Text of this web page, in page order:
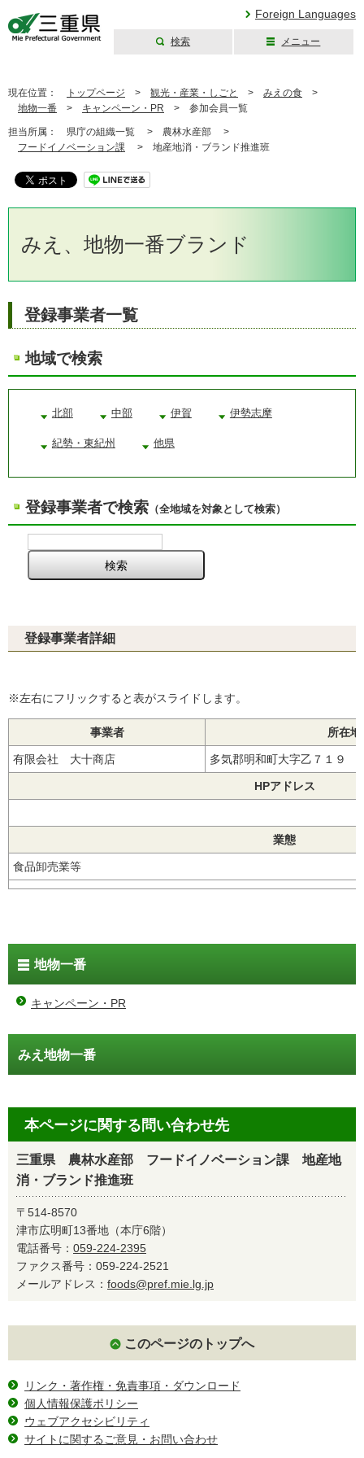
Foreign Languages
検索 メニュー
現在位置： トップページ > 観光・産業・しごと > みえの食 >
地物一番 > キャンペーン・PR > 参加会員一覧
担当所属： 県庁の組織一覧 > 農林水産部 >
フードイノベーション課 > 地産地消・ブランド推進班
みえ、地物一番ブランド
登録事業者一覧
地域で検索
北部 中部 伊賀 伊勢志摩
紀勢・東紀州 他県
登録事業者で検索 （全地域を対象として検索）
登録事業者詳細
※左右にフリックすると表がスライドします。
事業者 所在地
有限会社 大十商店 多気郡明和町大字乙７１９
HPアドレス
業態
食品卸売業等
地物一番
キャンペーン・PR
みえ地物一番
本ページに関する問い合わせ先
三重県 農林水産部 フードイノベーション課 地産地
消・ブランド推進班
〒514-8570
津市広明町13番地（本庁6階）
電話番号： 059-224-2395
ファクス番号：059-224-2521
メールアドレス： foods@pref.mie.lg.jp
このページのトップへ
リンク・著作権・免責事項・ダウンロード
個人情報保護ポリシー
ウェブアクセシビリティ
サイトに関するご意見・お問い合わせ